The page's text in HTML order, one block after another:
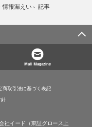
情報漏えい › 記事
Mail Magazine
商取引法に基づく表記
社イード（東証グロース上